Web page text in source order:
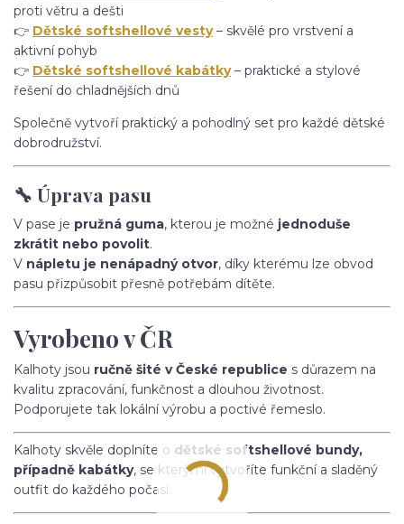
proti větru a dešti
👉 Dětské softshellové vesty– skvělé pro vrstvení a
aktivní pohyb
👉 Dětské softshellové kabátky– praktické a stylové
řešení do chladnějších dnů
Společně vytvoří praktický a pohodlný set pro každé dětské
dobrodružství.
🔧 Úprava pasu
V pase je pružná guma, kterou je možné jednoduše
zkrátit nebo povolit.
V nápletu je nenápadný otvor, díky kterému lze obvod
pasu přizpůsobit přesně potřebám dítěte.
Vyrobeno v ČR
Kalhoty jsou ručně šité v České republice s důrazem na
kvalitu zpracování, funkčnost a dlouhou životnost.
Podporujete tak lokální výrobu a poctivé řemeslo.
Kalhoty skvěle doplníte o dětské softshellové bundy,
případně kabátky, se kterými vytvoříte funkční a sladěný
outfit do každého počasí.